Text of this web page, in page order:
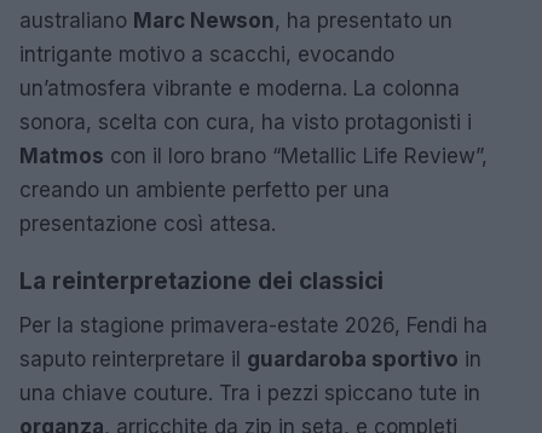
australiano Marc Newson, ha presentato un
intrigante motivo a scacchi, evocando
un’atmosfera vibrante e moderna. La colonna
sonora, scelta con cura, ha visto protagonisti i
Matmos con il loro brano “Metallic Life Review”,
creando un ambiente perfetto per una
presentazione così attesa.
La reinterpretazione dei classici
Per la stagione primavera-estate 2026, Fendi ha
saputo reinterpretare il guardaroba sportivo in
una chiave couture. Tra i pezzi spiccano tute in
organza, arricchite da zip in seta, e completi